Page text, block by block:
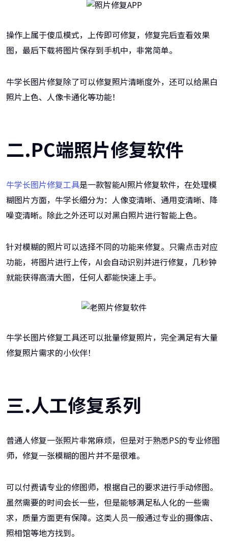
操作上属于傻瓜模式，上传即可修复，修复完后查看效果
图，最后下载将图片保存到手机中，非常简单。
牛学长图片修复除了可以修复照片清晰度外，还可以给黑白
照片上色、人像卡通化等功能！
二.PC端照片修复软件
牛学长图片修复工具是一款智能AI照片修复软件，在处理模
糊图片方面，牛学长细分为：人像变清晰、通用变清晰、降
噪变清晰。除此之外还可以对黑白照片进行智能上色。
针对模糊的照片可以选择不同的功能来修复。只需点击对应
功能，将图片进行上传，AI会自动识别并进行修复，几秒钟
就能获得高清大图，任何人都能快速上手。
牛学长图片修复工具还可以批量修复照片，完全满足有大量
修复照片需求的小伙伴！
三.人工修复系列
普通人修复一张照片非常麻烦，但是对于熟悉PS的专业修图
师，修复一张模糊的图片并不是很难。
可以付费请专业的修图师，根据自己的要求进行手动修图。
虽然需要的时间会长一些，但是能够满足私人化的一些需
求，质量方面更有保障。这类人员一般通过专业的摄像店、
照相馆等地方找到。